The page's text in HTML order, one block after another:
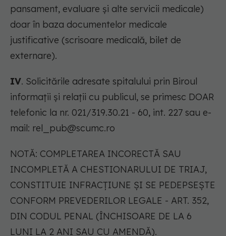
pansament, evaluare și alte servicii medicale)
doar în baza documentelor medicale
justificative (scrisoare medicală, bilet de
externare).
IV. Solicitările adresate spitalului prin Biroul
informaţii şi relaţii cu publicul, se primesc DOAR
telefonic la nr. 021/319.30.21 - 60, int. 227 sau e-
mail: rel_pub@scumc.ro
NOTĂ: COMPLETAREA INCORECTĂ SAU
INCOMPLETĂ A CHESTIONARULUI DE TRIAJ,
CONSTITUIE INFRACŢIUNE ŞI SE PEDEPSEŞTE
CONFORM PREVEDERILOR LEGALE - ART. 352,
DIN CODUL PENAL (ÎNCHISOARE DE LA 6
LUNI LA 2 ANI SAU CU AMENDĂ).